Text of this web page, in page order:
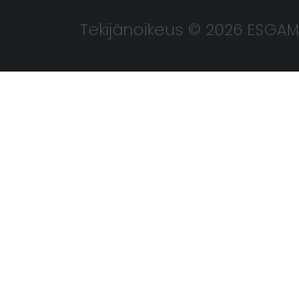
Tekijänoikeus © 2026